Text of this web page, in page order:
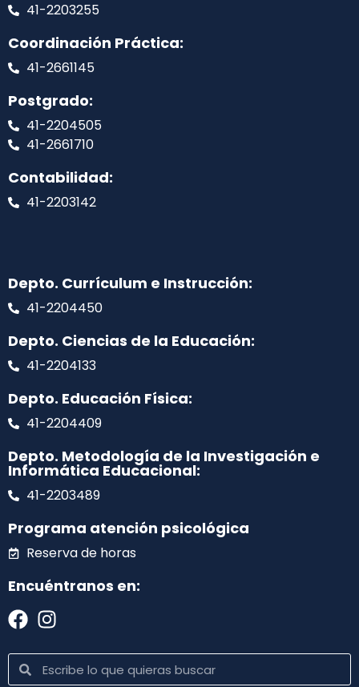
41-2203255
Coordinación Práctica:
41-2661145
Postgrado:
41-2204505
41-2661710
Contabilidad:
41-2203142
Depto. Currículum e Instrucción:
41-2204450
Depto. Ciencias de la Educación:
41-2204133
Depto. Educación Física:
41-2204409
Depto. Metodología de la Investigación e
Informática Educacional:
41-2203489
Programa atención psicológica
Reserva de horas
Encuéntranos en: